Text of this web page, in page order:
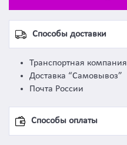
Способы доставки
Транспортная компания
Доставка “Самовывоз”
Почта России
Способы оплаты